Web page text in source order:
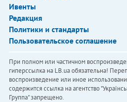
Ивенты
Редакция
Политики и стандарты
Пользовательское соглашение
При полном или частичном
гиперссылка на LB.ua обязательна!
воспроизведение или иное
содержится ссылка на агентство
Группа" запрещено.